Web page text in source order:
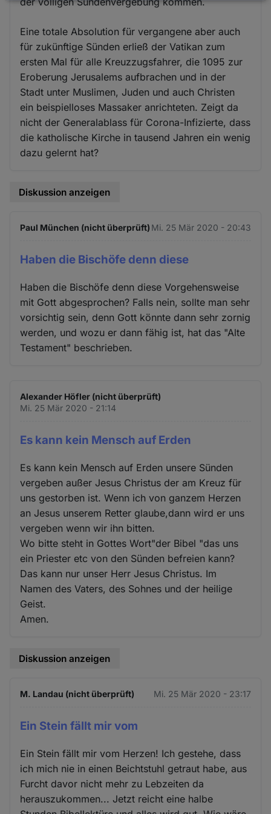
Eine totale Absolution für vergangene aber auch
für zukünftige Sünden erließ der Vatikan zum
ersten Mal für alle Kreuzzugsfahrer, die 1095 zur
Eroberung Jerusalems aufbrachen und in der
Stadt unter Muslimen, Juden und auch Christen
ein beispielloses Massaker anrichteten. Zeigt da
nicht der Generalablass für Corona-Infizierte, dass
die katholische Kirche in tausend Jahren ein wenig
dazu gelernt hat?
Diskussion anzeigen
Paul München (nicht überprüft) Mi. 25 Mär 2020 - 20:43
Haben die Bischöfe denn diese
Haben die Bischöfe denn diese Vorgehensweise
mit Gott abgesprochen? Falls nein, sollte man sehr
vorsichtig sein, denn Gott könnte dann sehr zornig
werden, und wozu er dann fähig ist, hat das "Alte
Testament" beschrieben.
Alexander Höfler (nicht überprüft)
Mi. 25 Mär 2020 - 21:14
Es kann kein Mensch auf Erden
Es kann kein Mensch auf Erden unsere Sünden
vergeben außer Jesus Christus der am Kreuz für
uns gestorben ist. Wenn ich von ganzem Herzen
an Jesus unserem Retter glaube,dann wird er uns
vergeben wenn wir ihn bitten.
Wo bitte steht in Gottes Wort"der Bibel "das uns
ein Priester etc von den Sünden befreien kann?
Das kann nur unser Herr Jesus Christus. Im
Namen des Vaters, des Sohnes und der heilige
Geist.
Amen.
Diskussion anzeigen
M. Landau (nicht überprüft) Mi. 25 Mär 2020 - 23:17
Ein Stein fällt mir vom
Ein Stein fällt mir vom Herzen! Ich gestehe, dass
ich mich nie in einen Beichtstuhl getraut habe, aus
Furcht davor nicht mehr zu Lebzeiten da
herauszukommen... Jetzt reicht eine halbe
Cookies